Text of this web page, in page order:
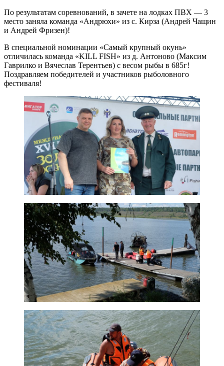
По результатам соревнований, в зачете на лодках ПВХ — 3
место заняла команда «Андрюхи» из с. Кирза (Андрей Чащин
и Андрей Фризен)!
В специальной номинации «Самый крупный окунь»
отличилась команда «KILL FISH» из д. Антоново (Максим
Гаврилко и Вячеслав Терентьев) с весом рыбы в 685г!
Поздравляем победителей и участников рыболовного
фестиваля!